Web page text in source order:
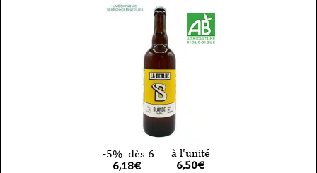
-5% dès 6
6,18€
à l'unité
6,50€